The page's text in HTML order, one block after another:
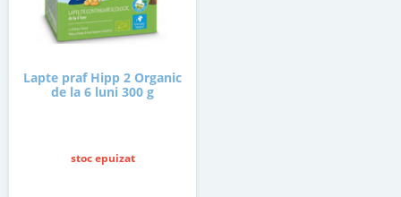
Lapte praf Hipp 2 Organic
de la 6 luni 300 g
stoc epuizat